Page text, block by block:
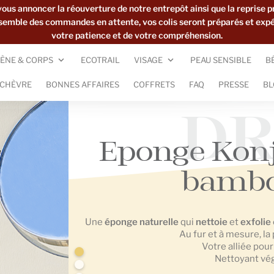
annoncer la réouverture de notre entrepôt ainsi que la reprise
des commandes en attente, vos colis seront préparés et
votre patience et de votre compréhension.
& CORPS ECOTRAIL VISAGE PEAU SENSIBLE
BONNES AFFAIRES COFFRETS FAQ PRESSE
Eponge
Uneéponge naturellequi nettoieetexfolie
Au fur et à mesure,
Votre alliée
Nettoyant